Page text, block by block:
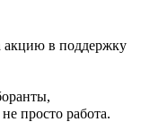
в поддержку
просто работа.